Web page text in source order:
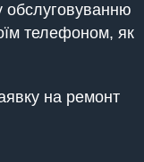
телефоном, як
на ремонт